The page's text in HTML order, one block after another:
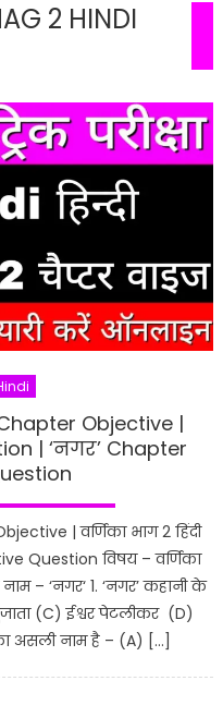
2 HINDI
Objective |
| ‘नगर’ Chapter
| वर्णिका भाग 2 हिंदी
Question विषय – वर्णिका
– ‘नगर‘ 1. ‘नगर’ कहानी के
(C) ईश्वर पेटलीकर (D)
असली नाम है – (A) […]